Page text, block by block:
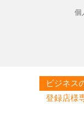
個
ビジネス
登録店様